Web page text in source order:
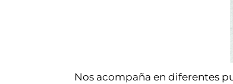
Nos acompaña en diferentes